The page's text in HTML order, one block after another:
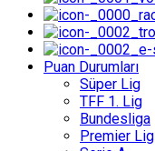
Puan Durumları
Süper Lig
TFF 1. Lig
Bundesliga
Premier Lig